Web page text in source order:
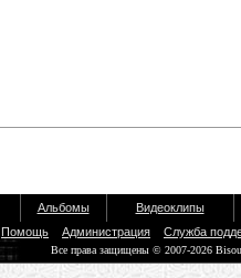
Альбомы
Видеоклипы
Помощь Администрация Служба
Все права защищены © 2007-2026